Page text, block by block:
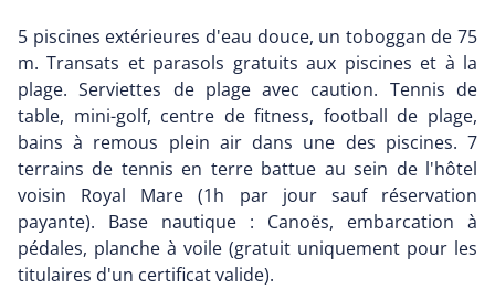
5 piscines extérieures d'eau douce, un toboggan de 75
m. Transats et parasols gratuits aux piscines et à la
plage. Serviettes de plage avec caution. Tennis de
table, mini-golf, centre de fitness, football de plage,
bains à remous plein air dans une des piscines. 7
terrains de tennis en terre battue au sein de l'hôtel
voisin Royal Mare (1h par jour sauf réservation
payante). Base nautique : Canoës, embarcation à
pédales, planche à voile (gratuit uniquement pour les
titulaires d'un certificat valide).